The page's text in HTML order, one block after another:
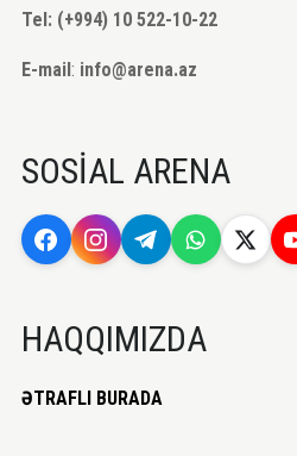
Tel: (+994) 10 522-10-22
E-mail: info@arena.az
SOSİAL ARENA
HAQQIMIZDA
ƏTRAFLI BURADA